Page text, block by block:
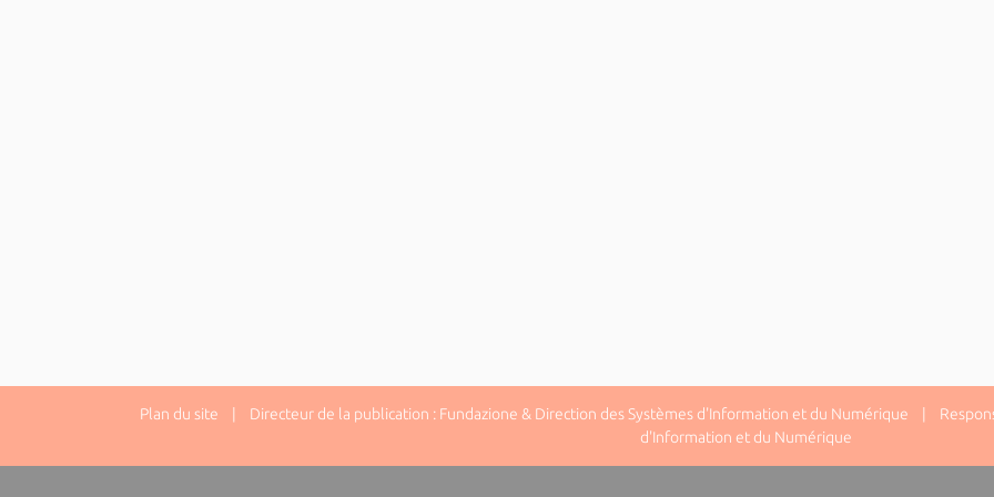
Plan du site | Directeur de la publication : Fundazione & Direction des Systèmes d'Information et du Numérique |
d'Information et du Numérique